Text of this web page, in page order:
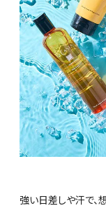
強い日差しや汗で、